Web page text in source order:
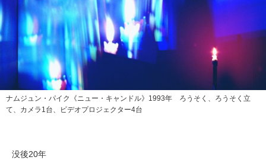
ナムジュン・パイク《ニュー・キャンドル》1993年 ろうそく、ろうそく立
て、カメラ1台、ビデオプロジェクター4台
没後20年